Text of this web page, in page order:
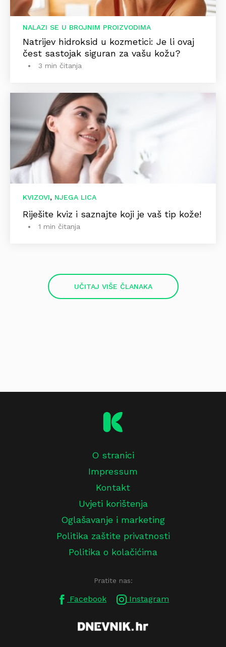
NALAZI SE U BROJNIM PROIZVODIMA
Natrijev hidroksid u kozmetici: Je li ovaj
čest sastojak siguran za vašu kožu?
3 min čitanja
KVIZOVI, NJEGA LICA
Riješite kviz i saznajte koji je vaš tip kože!
1 min čitanja
UČITAJ VIŠE ČLANAKA
O stranici
Impressum
Kontakt
Uvjeti korištenja
Oglašavanje i marketing
Politika zaštite privatnosti
Politika o kolačićima
Pratite nas:
Facebook Instagram